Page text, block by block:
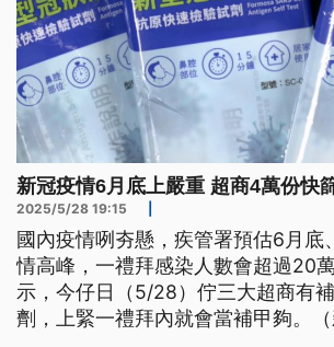
新冠疫情6月底上嚴重 超商4萬份快
2025/5/28 19:15
國內疫情咧夯懸，疾管署預估6月底
情高峰，一禮拜感染人數會超過20
示，今仔日（5/28）佇三大超商有
劑，上緊一禮拜內就會當補甲夠。